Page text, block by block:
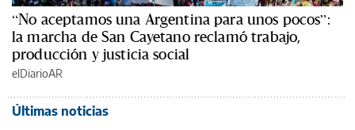
“No aceptamos una Argentina para unos pocos”:
la marcha de San Cayetano reclamó trabajo,
producción y justicia social
elDiarioAR
Últimas noticias